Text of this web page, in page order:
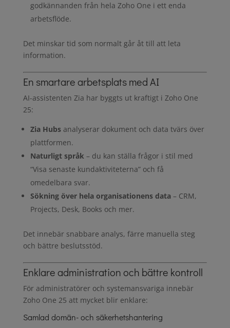
godkännanden från hela Zoho One i ett enda
arbetsflöde.
Det minskar tid som normalt går åt till att leta
information.
En smartare arbetsplats med AI
AI-assistenten Zia har byggts ut kraftigt i Zoho One
25:
Zia Hubsanalyserar dokument och data tvärs över
plattformen.
Naturligt språk– du kan ställa frågor i stil med
“Visa senaste kundaktiviteterna” och få
omedelbara svar.
Sökning över hela organisationens data– CRM,
Projects, Desk, Books och mer.
Det innebär snabbare analys, färre manuella steg
och bättre beslutsstöd.
Enklare administration och bättre kontroll
För administratörer och systemansvariga innebär
Zoho One 25 att mycket blir enklare:
Samlad domän- och säkerhetshantering